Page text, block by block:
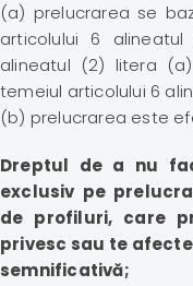
(a) prelucrarea se
articolului 6
alineatul (2) litera
temeiul articolului 6
(b) prelucrarea este
Dreptul de a nu
exclusiv pe
de profiluri, care
privesc sau te
semnificativă;